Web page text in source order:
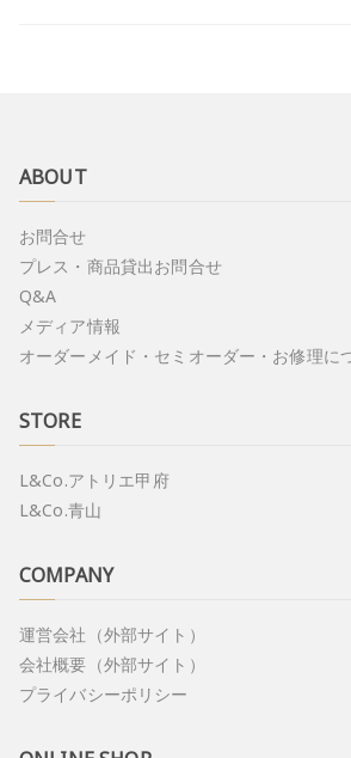
ABOUT
お問合せ
プレス・商品貸出お問合せ
Q&A
メディア情報
オーダーメイド・セミオーダー・お修理に
STORE
L&Co.アトリエ甲府
L&Co.青山
COMPANY
運営会社（外部サイト）
会社概要（外部サイト）
プライバシーポリシー